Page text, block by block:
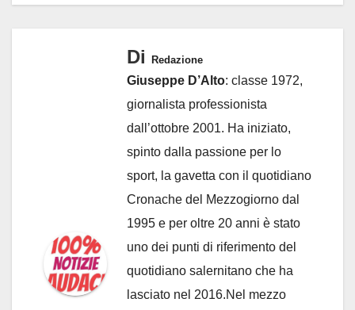
Di Redazione
Giuseppe D’Alto: classe 1972,
giornalista professionista
dall’ottobre 2001. Ha iniziato,
spinto dalla passione per lo
sport, la gavetta con il quotidiano
Cronache del Mezzogiorno dal
1995 e per oltre 20 anni è stato
uno dei punti di riferimento del
quotidiano salernitano che ha
lasciato nel 2016.Nel mezzo